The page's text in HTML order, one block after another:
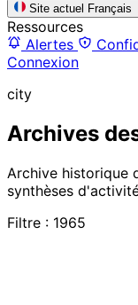
Site actuel Français
Ressources
Alertes
Connexion
city
Archives
Archive historique
synthèses
Filtre : 1965